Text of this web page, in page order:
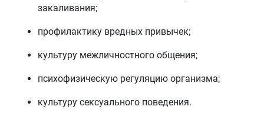
закаливания;
профилактику вредных привычек;
культуру межличностного общения;
психофизическую регуляцию организма;
культуру сексуального поведения.